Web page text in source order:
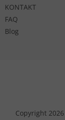
KONTAKT
FAQ
Blog
Copyright 2026